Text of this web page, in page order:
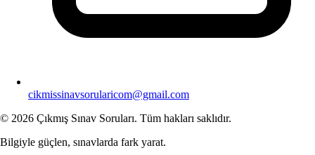
cikmissinavsorularicom@gmail.com
© 2026 Çıkmış Sınav Soruları. Tüm hakları saklıdır.
Bilgiyle güçlen, sınavlarda fark yarat.